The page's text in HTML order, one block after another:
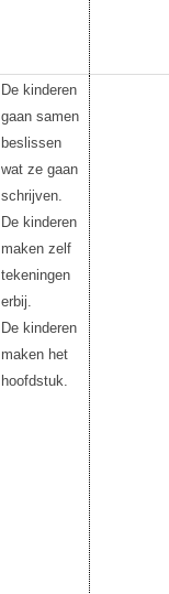
De kinderen
gaan samen
beslissen
wat ze gaan
schrijven.
De kinderen
maken zelf
tekeningen
erbij.
De kinderen
maken het
hoofdstuk.